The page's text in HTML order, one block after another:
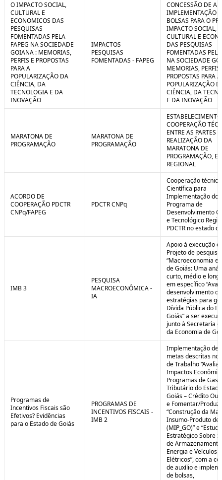
O IMPACTO SOCIAL,
CULTURAL E
ECONOMICOS DAS
PESQUISAS
FOMENTADAS PELA
FAPEG NA SOCIEDADE
GOIANA : MEMORIAS,
PERFIS E PROPOSTAS
PARA A
POPULARIZAÇÃO DA
CIÊNCIA, DA
TECNOLOGIA E DA
INOVAÇÃO
IMPACTOS
PESQUISAS
FOMENTADAS - FAPEG
CONCESSÃO DE
IMPLEMENTAÇÃO
BOLSAS PARA O
IMPACTO SOCIAL,
CULTURAL E
DAS PESQUISAS
FOMENTADAS
NA SOCIEDADE
MEMORIAS, PERFIS
PROPOSTAS PARA A
POPULARIZAÇÃO
CIÊNCIA, DA
E DA INOVAÇÃO
MARATONA DE
PROGRAMAÇÃO
MARATONA DE
PROGRAMAÇÃO
COOPERAÇÃO
ENTRE AS PARTES
REALIZAÇÃO DA
MARATONA DE
PROGRAMAÇÃO,
REGIONAL
ACORDO DE
COOPERAÇÃO PDCTR
CNPq/FAPEG
PDCTR CNPq
Cooperação
Científica para
Implementação do
Programa de
Desenvolvimento
e Tecnológico
PDCTR no estado
IMB 3
PESQUISA
MACROECONÔMICA -
IA
Apoio à execução
Projeto de pesquisa
“Macroeconomia e
de Goiás: Uma
curto, médio e
em específico
desenvolvimento de
estratégias para
Dívida Pública do
Goiás” a ser
junto à Secretaria
da Economia de
Programas de
Incentivos Fiscais são
Efetivos? Evidências
para o Estado de Goiás
PROGRAMAS DE
INCENTIVOS FISCAIS -
IMB 2
Implementação de
metas descritas
de Trabalho
Impactos
Programas de
Tributário do
Goiás – Crédito
e Fomentar/
“Construção da
Insumo-Produto de
(MIP_GO)” e “Estudo
Estratégico Sobre
de
Energia e Veículos
Elétricos”, com a
de auxílio e
de bolsas,